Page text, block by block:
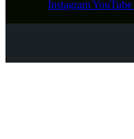
InstagramYouTube